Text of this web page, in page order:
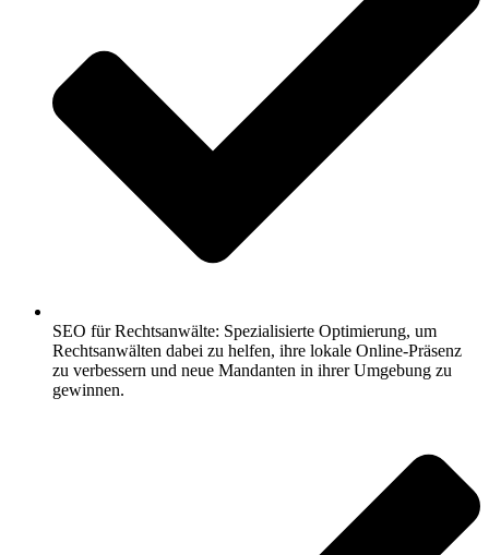
SEO für Rechtsanwälte: Spezialisierte Optimierung, um
Rechtsanwälten dabei zu helfen, ihre lokale Online-Präsenz
zu verbessern und neue Mandanten in ihrer Umgebung zu
gewinnen.